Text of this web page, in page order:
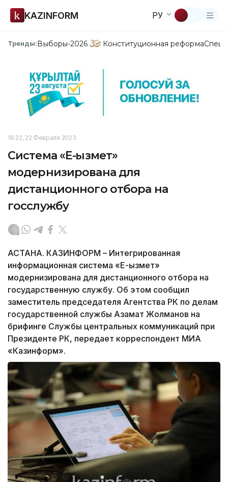
KAZINFORM РУ
Тренды:Выборы-2026 Конституционная реформа
16:22, 22 Февраля 2023
Система «Е-қызмет»
модернизирована для
дистанционного отбора на
госслужбу
АСТАНА. КАЗИНФОРМ – Интегрированная
информационная система «Е-қызмет»
модернизирована для дистанционного отбора на
государственную службу. Об этом сообщил
заместитель председателя Агентства РК по делам
государственной службы Азамат Жолманов на
брифинге Службы центральных коммуникаций при
Президенте РК, передает корреспондент МИА
«Казинформ».